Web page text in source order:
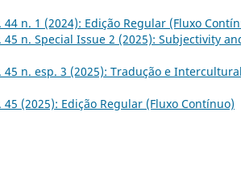
n. 1 (2024): Edição Regular (Fluxo
n. Special Issue 2 (2025): Subjectivity
45 n. esp. 3 (2025): Tradução e
(2025): Edição Regular (Fluxo Contínuo)